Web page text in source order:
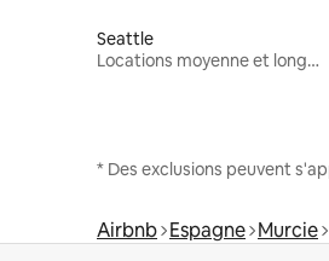
Seattle
Locations moyenne et longue durée
* Des exclusions peuvent
Airbnb Espagne Murcie